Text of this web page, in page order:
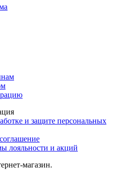
и защите персональных
лояльности и акций
магазин.